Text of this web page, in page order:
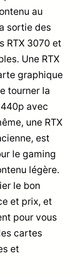
au
sortie des
RTX 3070 et
Une RTX
graphique
tourner la
avec
une RTX
est
le gaming
légère.
le bon
et prix, et
pour vous
cartes
et